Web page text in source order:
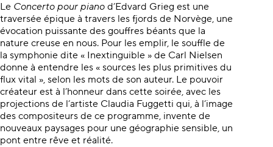
Le Concerto pour piano d’Edvard Grieg est une
traversée épique à travers les fjords de Norvège, une
évocation puissante des gouffres béants que la
nature creuse en nous. Pour les emplir, le souffle de
la symphonie dite « Inextinguible » de Carl Nielsen
donne à entendre les « sources les plus primitives du
flux vital », selon les mots de son auteur. Le pouvoir
créateur est à l’honneur dans cette soirée, avec les
projections de l’artiste Claudia Fuggetti qui, à l’image
des compositeurs de ce programme, invente de
nouveaux paysages pour une géographie sensible, un
pont entre rêve et réalité.